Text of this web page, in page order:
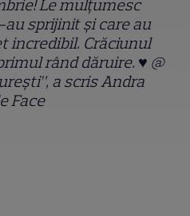
Le mulțumesc
sprijinit și care au
incredibil. Crăciunul
rând dăruire. ♥️ @
a scris Andra
Face